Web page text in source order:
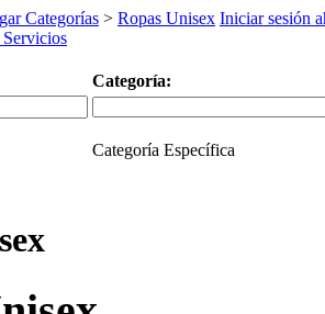
Categorías > Ropas Unisex Iniciar sesión
Categoría:
Categoría Específica